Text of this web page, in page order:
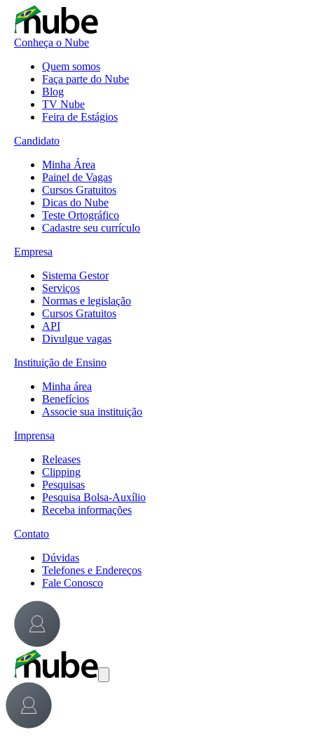
Conheça o Nube
Quem somos
Faça parte do Nube
Blog
TV Nube
Feira de Estágios
Candidato
Minha Área
Painel de Vagas
Cursos Gratuitos
Dicas do Nube
Teste Ortográfico
Cadastre seu currículo
Empresa
Sistema Gestor
Serviços
Normas e legislação
Cursos Gratuitos
API
Divulgue vagas
Instituição de Ensino
Minha área
Benefícios
Associe sua instituição
Imprensa
Releases
Clipping
Pesquisas
Pesquisa Bolsa-Auxílio
Receba informações
Contato
Dúvidas
Telefones e Endereços
Fale Conosco